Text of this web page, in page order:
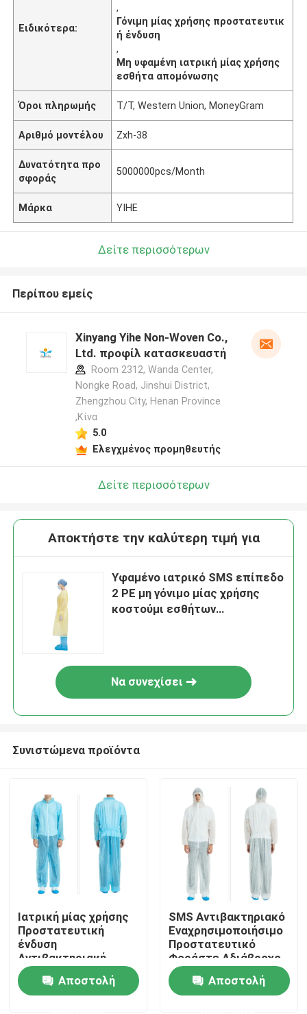
Σπίτι
Προϊόντα
Ειδικότερα:
,
Γόνιμη μίας χρήσης προστατευτικ
ή ένδυση
,
Μη υφαμένη ιατρική μίας χρήσης
εσθήτα απομόνωσης
Όροι πληρωμής T/T, Western Union, MoneyGram
Αριθμό μοντέλου Zxh-38
Δυνατότητα προ
σφοράς
5000000pcs/Month
Μάρκα YIHE
Δείτε περισσότερων
Περίπου εμείς
Xinyang Yihe Non-Woven Co.,
Ltd. προφίλ κατασκευαστή
Room 2312, Wanda Center,
Nongke Road, Jinshui District,
Zhengzhou City, Henan Province
,Κίνα
5.0
Ελεγχμένος προμηθευτής
Δείτε περισσότερων
Αποκτήστε την καλύτερη τιμή για
Υφαμένο ιατρικό SMS επίπεδο
2 PE μη γόνιμο μίας χρήσης
κοστούμι εσθήτων
Να συνεχίσει
Συνιστώμενα προϊόντα
Ιατρική μίας χρήσης
Προστατευτική
ένδυση
Αντιβακτηριακή
κάλυψη SMS
Αδιάβροχη για
νοσοκομείο
Αποστολή
SMS Αντιβακτηριακό
Εναχρησιμοποιήσιμο
Προστατευτικό
Φοράστε Αδιάβροχο
Προστατευτικό
Φοράστε για το
Νοσοκομείο
Αποστολή